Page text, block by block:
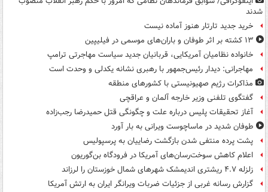
شدند
خرید جدید تارتار هنوز آماده نیست
۱۳ کشته بر اثر طوفان و باران‌های موسمی در فیلیپین
خانواده نظامیان آمریکایی، قربانیان جدید سیاست مهاجرتی ترامپ
مهاجرانی: دیدار رئیس‌جمهور با رهبری نشانه یکدلی و وحدت است
مذاکرات رژیم صهیونیستی با کشورهای منطقه
گفتگوی تلفنی وزیر خارجه آلمان و عراقچی
آغاز تحقیقات پلیس درباره علت و چگونگی قتل حمیدرضا رجب‌زاده
طوفان شدید در ماساچوست ویرانی به بار آورد
پشت پرده منتفی شدن بازگشت رضاییان به پرسپولیس
اعلام کاهش سوخت‌رسان‌های آمریکا در فرودگاه بن‌گوریون
زلزله ۴.۷ ریشتری اندیمشک شهرهای شمال خوزستان را لرزاند
گزارش رسانه غربی از جزئیات ضربات ویرانگر ایران به ارتش آمریکا